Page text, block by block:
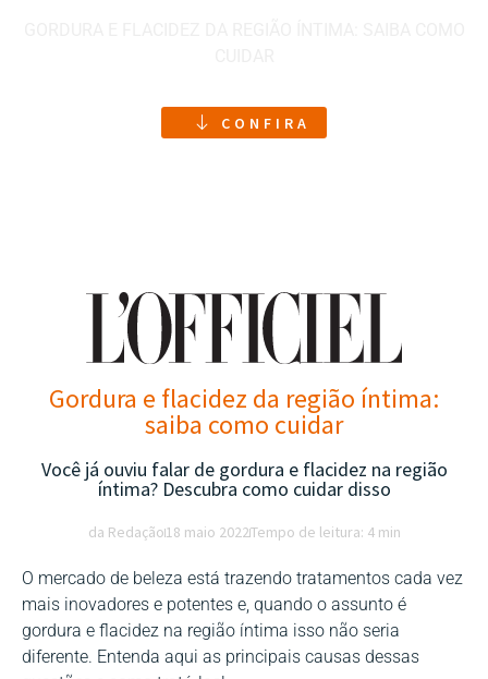
CONFIRA
Gordura e flacidez da região íntima:
saiba como cuidar
Você já ouviu falar de gordura e flacidez na região
íntima? Descubra como cuidar disso
da Redação18 maio 2022Tempo de leitura: 4 min
O mercado de beleza está trazendo tratamentos cada vez
mais inovadores e potentes e, quando o assunto é
gordura e flacidez na região íntima isso não seria
diferente. Entenda aqui as principais causas dessas